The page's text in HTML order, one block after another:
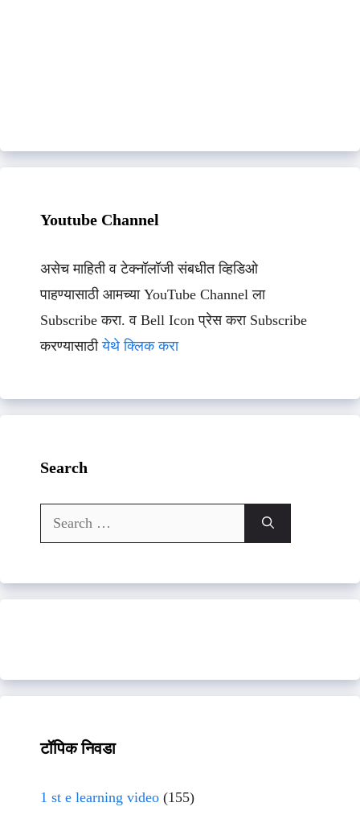
Youtube Channel
असेच माहिती व टेक्नॉलॉजी संबधीत व्हिडिओ
पाहण्यासाठी आमच्या YouTube Channel ला
Subscribe करा. व Bell Icon प्रेस करा Subscribe
करण्यासाठीयेथे क्लिक करा
Search
Search
for:
टॉपिक निवडा
1 st e learning video (155)